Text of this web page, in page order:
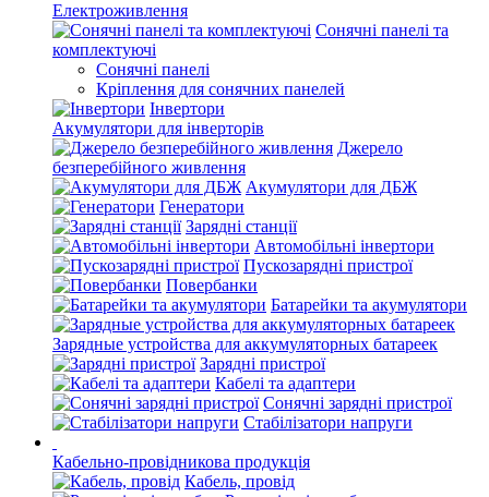
Електроживлення
Сонячні панелі та
комплектуючі
Сонячні панелі
Кріплення для сонячних панелей
Інвертори
Акумулятори для інверторів
Джерело
безперебійного живлення
Акумулятори для ДБЖ
Генератори
Зарядні станції
Автомобільні інвертори
Пускозарядні пристрої
Повербанки
Батарейки та акумулятори
Зарядные устройства для аккумуляторных батареек
Зарядні пристрої
Кабелі та адаптери
Сонячні зарядні пристрої
Стабілізатори напруги
Кабельно-провідникова продукція
Кабель, провід